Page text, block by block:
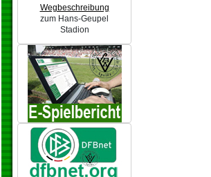
Wegbeschreibung
zum Hans-Geupel
Stadion